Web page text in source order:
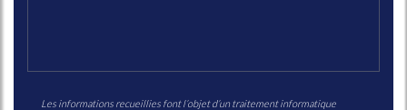
Les informations recueillies font l’objet d’un traitement informatique